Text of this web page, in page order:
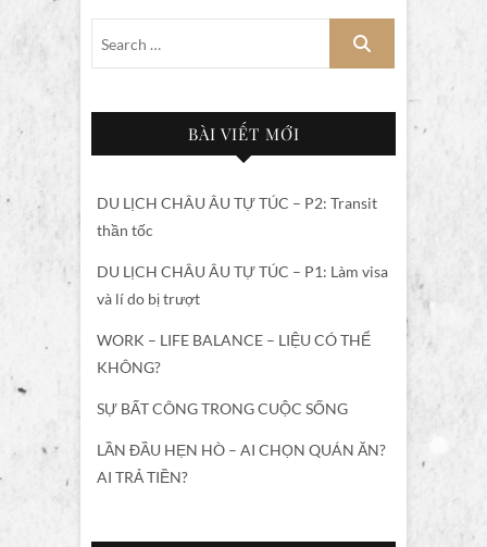
BÀI VIẾT MỚI
DU LỊCH CHÂU ÂU TỰ TÚC – P2: Transit
thần tốc
DU LỊCH CHÂU ÂU TỰ TÚC – P1: Làm visa
và lí do bị trượt
WORK – LIFE BALANCE – LIỆU CÓ THỂ
KHÔNG?
SỰ BẤT CÔNG TRONG CUỘC SỐNG
LẦN ĐẦU HẸN HÒ – AI CHỌN QUÁN ĂN?
AI TRẢ TIỀN?